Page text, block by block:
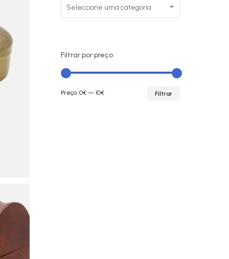
Seleccione uma categoria
Filtrar por preço
Filtrar
Preço:0€ —10€